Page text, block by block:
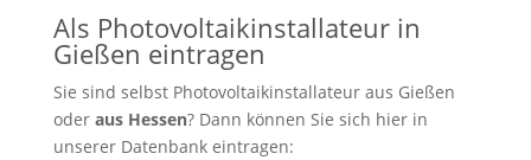
werden ausschließlich hochwertige Komponenten
von renommierten Herstellern
Als Photovoltaikinstallateur in
Gießen eintragen
Sie sind selbst Photovoltaikinstallateur aus Gießen
oder aus Hessen? Dann können Sie sich hier in
unserer Datenbank eintragen: